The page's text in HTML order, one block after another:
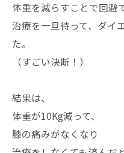
体重を減らすことで回避
治療を一旦待って、ダイ
た。
（すごい決断！）
結果は、
体重が10Kg減って、
膝の痛みがなくなり